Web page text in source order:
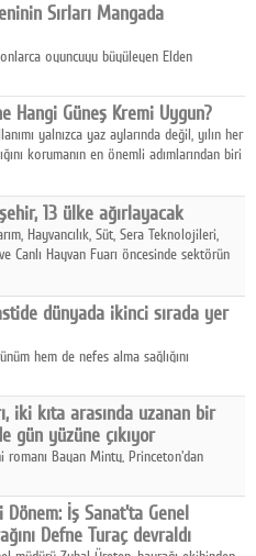
Sırları Mangada
oyuncuyu büyüleyen Elden
fantastik atmosferi bir araya getirmeyi
Hangi Güneş Kremi Uygun?
yalnızca yaz aylarında değil, yılın her
korumanın en önemli adımlarından biri
13 ülke ağırlayacak
Hayvancılık, Süt, Sera Teknolojileri,
Canlı Hayvan Fuarı öncesinde sektörün
dünyada ikinci sırada yer
hem de nefes alma sağlığını
iki kıta arasında uzanan bir
gün yüzüne çıkıyor
romanı Bayan Minty, Princeton'dan
anlatıyor.
Dönem: İş Sanat'ta Genel
Defne Turaç devraldı